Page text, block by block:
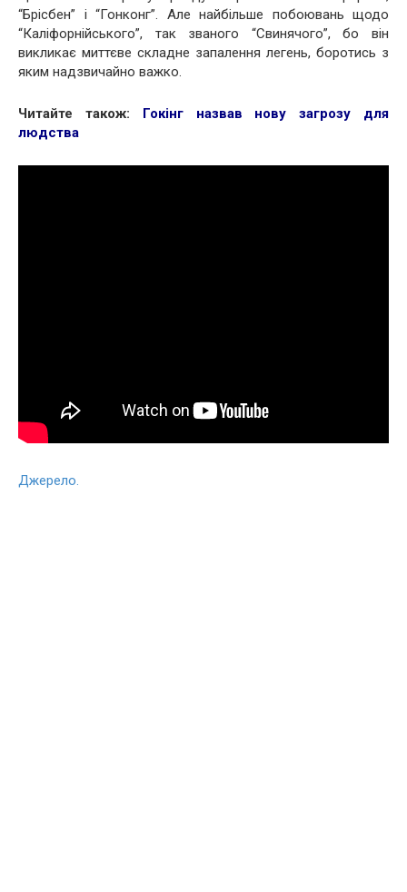
“Брісбен” і “Гонконг”. Але найбільше побоювань щодо
“Каліфорнійського”, так званого “Свинячого”, бо він
викликає миттєве складне запалення легень, боротись з
яким надзвичайно важко.
Читайте також: Гокінг назвав нову загрозу для
людства
Джерело.